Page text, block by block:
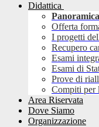
Didattica
Panoramica
Offerta
I progetti
Recupero
Esami
Esami di
Prove di
Compiti per
Area Riservata
Dove Siamo
Organizzazione